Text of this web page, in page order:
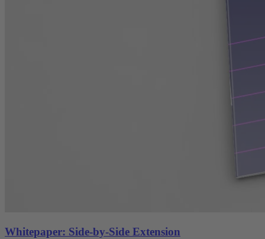
Whitepaper: Side-by-Side Extension